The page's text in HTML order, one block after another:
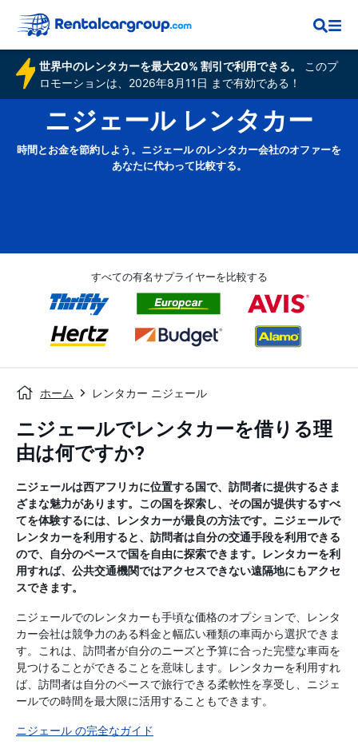
世界中のレンタカーを最大20% 割引で利用できる。
このプ
ロモーションは、2026年8月11日 まで有効である！
ニジェール レンタカー
時間とお金を節約しよう。ニジェール のレンタカー会社のオファーを
あなたに代わって比較する。
すべての有名サプライヤーを比較する
ホーム レンタカー ニジェール
ニジェールでレンタカーを借りる理
由は何ですか?
ニジェールは西アフリカに位置する国で、訪問者に提供するさま
ざまな魅力があります。この国を探索し、その国が提供するすべ
てを体験するには、レンタカーが最良の方法です。ニジェールで
レンタカーを利用すると、訪問者は自分の交通手段を利用できる
ので、自分のペースで国を自由に探索できます。レンタカーを利
用すれば、公共交通機関ではアクセスできない遠隔地にもアクセ
スできます。
ニジェールでのレンタカーも手頃な価格のオプションで、レンタ
カー会社は競争力のある料金と幅広い種類の車両から選択できま
す。これは、訪問者が自分のニーズと予算に合った完璧な車両を
見つけることができることを意味します。レンタカーを利用すれ
ば、訪問者は自分のペースで旅行できる柔軟性を享受し、ニジェ
ールでの時間を最大限に活用することもできます。
ニジェール の完全なガイド